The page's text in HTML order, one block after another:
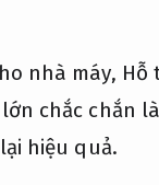
nhà máy, Hỗ
chắc chắn
hiệu quả.